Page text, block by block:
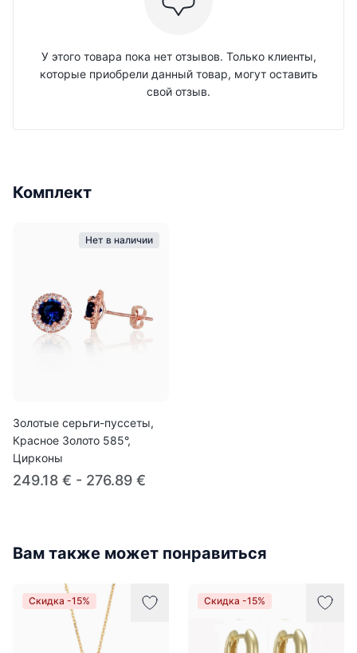
У этого товара пока нет отзывов. Только клиенты,
которые приобрели данный товар, могут оставить
свой отзыв.
Комплект
Нет в наличии
Золотые серьги-пуссеты,
Красное Золото 585°,
Цирконы
249.18 € - 276.89 €
Вам также может понравиться
Скидка -15% Скидка -15%